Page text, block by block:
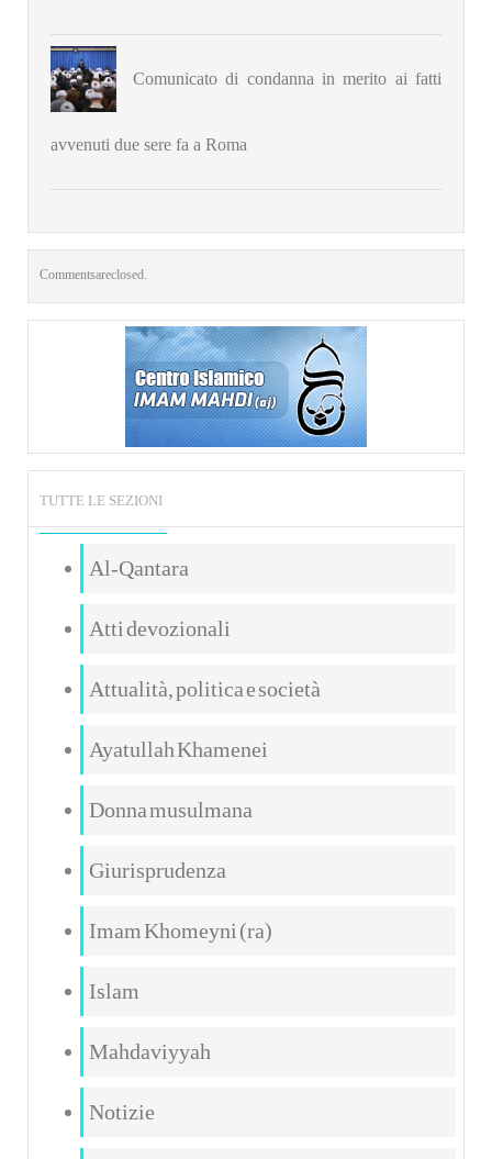
Comunicato di condanna in merito ai fatti
avvenuti due sere fa a Roma
Comments are closed.
TUTTE LE SEZIONI
Al-Qantara
Atti devozionali
Attualità, politica e società
Ayatullah Khamenei
Donna musulmana
Giurisprudenza
Imam Khomeyni (ra)
Islam
Mahdaviyyah
Notizie